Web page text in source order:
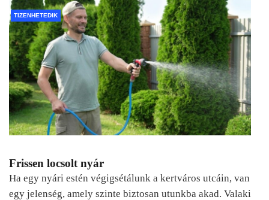
TIZENHETEDIK
Frissen locsolt nyár
Ha egy nyári estén végigsétálunk a kertváros utcáin, van
egy jelenség, amely szinte biztosan utunkba akad. Valaki